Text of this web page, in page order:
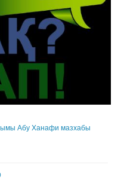
Абу Ханафи мазхабы